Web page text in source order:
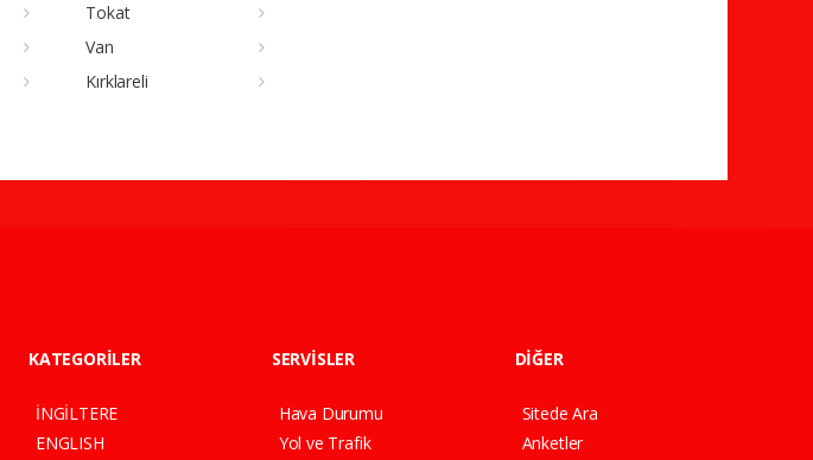
Tokat
Van
Kırklareli
KATEGORİLER
İNGİLTERE
ENGLISH
SERVİSLER
Hava Durumu
Yol ve Trafik
DİĞER
Sitede Ara
Anketler